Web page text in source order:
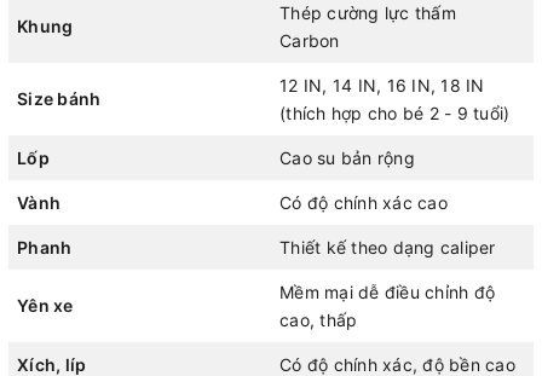
lực. Với công nghệ hàn robot tự động, khung xe luôn đảm
sự an toàn tuyệt đối cho bé khi sử dụng.
Hệ thống phanh trước và sau được thiết kế dạng caliper,
Khung
Thép cường lực thấm
Carbon
Size bánh
12 IN, 14 IN, 16 IN, 18 IN
(thích hợp cho bé 2 - 9 tuổi)
Lốp Cao su bản rộng
Vành Có độ chính xác cao
Phanh Thiết kế theo dạng caliper
Yên xe
Mềm mại dễ điều chỉnh độ
cao, thấp
Xích, líp Có độ chính xác, độ bền cao